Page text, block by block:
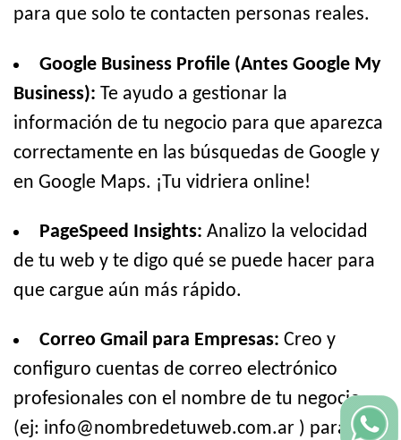
para que solo te contacten personas reales.
Google Business Profile (Antes Google My
Business): Te ayudo a gestionar la
información de tu negocio para que aparezca
correctamente en las búsquedas de Google y
en Google Maps. ¡Tu vidriera online!
PageSpeed Insights: Analizo la velocidad
de tu web y te digo qué se puede hacer para
que cargue aún más rápido.
Correo Gmail para Empresas: Creo y
configuro cuentas de correo electrónico
profesionales con el nombre de tu negocio
(ej: info@nombredetuweb.com.ar ) para que